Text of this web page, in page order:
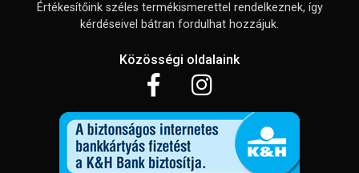
Értékesítőink széles termékismerettel rendelkeznek, így
kérdéseivel bátran fordulhat hozzájuk.
Közösségi oldalaink